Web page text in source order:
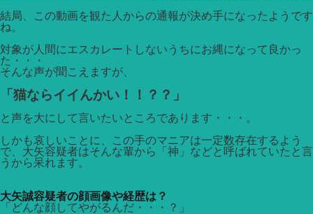
結局、この動画を観た人からの通報が決め手になったようです
ね。
対象が人間にエスカレートしないうちにお縄になって良かっ
た・・・
そんな声が聞こえますが、
「猫ならイイんかい！！？？」
と声を大にして言いたいところであります・・・。
しかも哀しいことに、この手のマニアは一定数存在するよう
で、大矢容疑者はそんな輩から「神」などと呼ばれていたと言
うから呆れます。
大矢誠容疑者の顔画像や経歴は？
「どんな顔してやがるんだ・・・？」